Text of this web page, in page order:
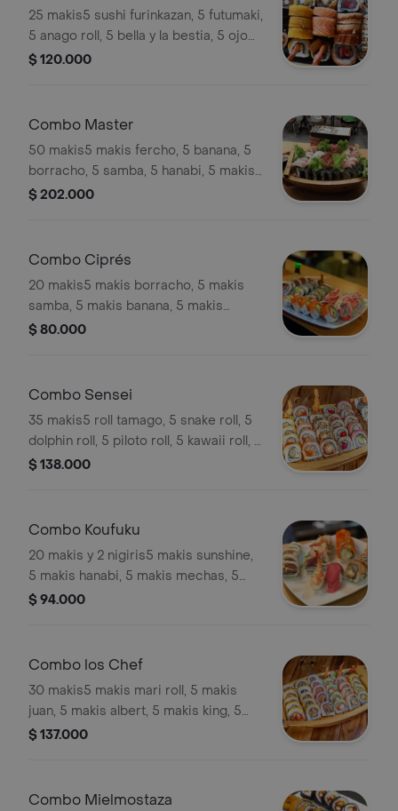
25 makis5 sushi furinkazan, 5 futumaki,
5 anago roll, 5 bella y la bestia, 5 ojo
de tigre.
$ 120.000
Combo Master
50 makis5 makis fercho, 5 banana, 5
borracho, 5 samba, 5 hanabi, 5 makis
mechas, 5 sunshine, 5 philadelphial, 5
$ 202.000
Combo Ciprés
20 makis5 makis borracho, 5 makis
samba, 5 makis banana, 5 makis
mechas.
$ 80.000
Combo Sensei
35 makis5 roll tamago, 5 snake roll, 5
dolphin roll, 5 piloto roll, 5 kawaii roll, 5
sugoi roll y 5 tuna roll.
$ 138.000
Combo Koufuku
20 makis y 2 nigiris5 makis sunshine,
5 makis hanabi, 5 makis mechas, 5
makis samba, 1 nigiri atún, 1 nigiri
$ 94.000
Combo los Chef
30 makis5 makis mari roll, 5 makis
juan, 5 makis albert, 5 makis king, 5
makis dolphin, 5 makis fercho
$ 137.000
Combo Mielmostaza